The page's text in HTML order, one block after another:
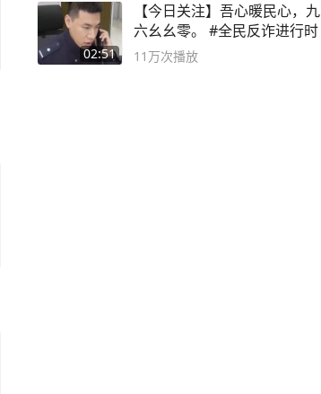
02:51
【今日关注】吾心暖民心，九
六幺幺零。 #全民反诈进行时
11万次播放